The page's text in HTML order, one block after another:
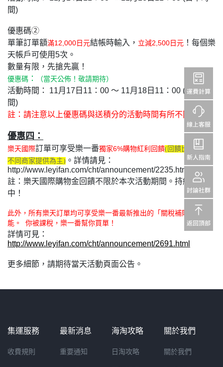
間)
優惠碼②
單筆訂單額滿12,000日元結帳時輸入， 立減2,500日元 ！每個樂
天帳戶可使用5次。
數量有限，先搶先贏！
優惠碼 ： （當天公佈！敬請期待）
活動時間： 11月17日11：00 ～ 11月18日11：00 (日本時
間)
註 ：請注意以上優惠碼與送積分的活動時間有所不同
優惠四：
樂天國際訂單可享受樂一番獨家6%購物紅利回饋(回饋比例依照
不同商家提供為主) 。詳情請見：
http://www.leyifan.com/cht/announcement/2235.html
註：樂天國際購物金回饋不限於本次活動期間。持續進行
中！
此外，所有樂天訂單均可享受樂一番最新推出的「關稅補貼」功
能。 你被課稅，樂一番幫你買單！
詳情可見：
http://www.leyifan.com/cht/announcement/2691.html
更多細節，請期待當天活動頁面公告。
集運服務
收費規則
最新消息
重要通知
海淘攻略
日淘攻略
關於我們
關於我們